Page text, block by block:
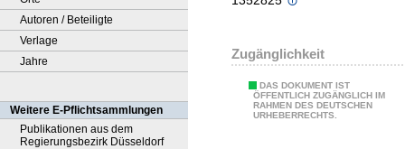
Autoren / Beteiligte
Verlage
Jahre
Weitere E-Pflichtsammlungen
Publikationen aus dem
Regierungsbezirk Düsseldorf
Zugänglichkeit
DAS DOKUMENT IST
ÖFFENTLICH ZUGÄNGLICH IM
RAHMEN DES DEUTSCHEN
URHEBERRECHTS.